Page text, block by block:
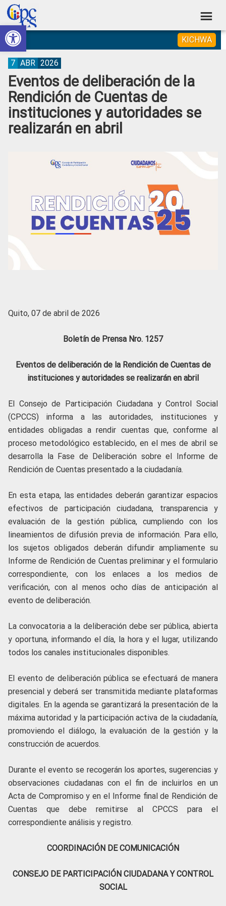
Abrir barra de herramientas
Skip
to
primary
navigation
Skip
to
main
content
Skip
to
primary
sidebar
Skip
to
footer
Consejo
de
Participación
Ciudadana
Control
Social
Construyendo
Poder
Ciudadano
KICHWA
Eventos de deliberación de la
Rendición de Cuentas de
instituciones y autoridades se
realizarán en abril
7 ABR 2026
Quito, 07 de abril de 2026
Boletín de Prensa Nro. 1257
Eventos de deliberación de la Rendición de Cuentas de
instituciones y autoridades se realizarán en abril
El Consejo de Participación Ciudadana y Control Social
(CPCCS) informa a las autoridades, instituciones y
entidades obligadas a rendir cuentas que, conforme al
proceso metodológico establecido, en el mes de abril se
desarrolla la Fase de Deliberación sobre el Informe de
Rendición de Cuentas presentado a la ciudadanía.
En esta etapa, las entidades deberán garantizar espacios
efectivos de participación ciudadana, transparencia y
evaluación de la gestión pública, cumpliendo con los
lineamientos de difusión previa de información. Para ello,
los sujetos obligados deberán difundir ampliamente su
Informe de Rendición de Cuentas preliminar y el formulario
correspondiente, con los enlaces a los medios de
verificación, con al menos ocho días de anticipación al
evento de deliberación.
La convocatoria a la deliberación debe ser pública, abierta
y oportuna, informando el día, la hora y el lugar, utilizando
todos los canales institucionales disponibles.
El evento de deliberación pública se efectuará de manera
presencial y deberá ser transmitida mediante plataformas
digitales. En la agenda se garantizará la presentación de la
máxima autoridad y la participación activa de la ciudadanía,
promoviendo el diálogo, la evaluación de la gestión y la
construcción de acuerdos.
Durante el evento se recogerán los aportes, sugerencias y
observaciones ciudadanas con el fin de incluirlos en un
Acta de Compromiso y en el Informe final de Rendición de
Cuentas que debe remitirse al CPCCS para el
correspondiente análisis y registro.
COORDINACIÓN DE COMUNICACIÓN
CONSEJO DE PARTICIPACIÓN CIUDADANA Y CONTROL
SOCIAL